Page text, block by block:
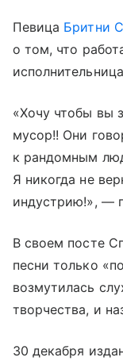
Певица Бритни
о том, что
«Хочу чтобы вы
мусор!! Они
к рандомным
Я никогда не
индустрию!», —
В своем посте
песни только
возмутилась
творчества, и
30 декабря